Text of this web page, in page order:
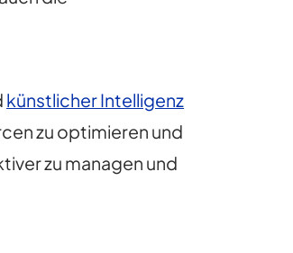
künstlicher Intelligenz
zu optimieren und
zu managen und